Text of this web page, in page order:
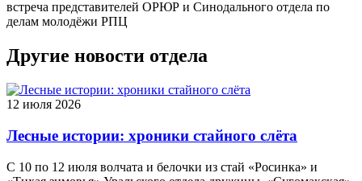
встреча представителей ОРЮР и Синодального отдела по
делам молодёжи РПЦ
Другие новости отдела
12 июля 2026
Лесные истории: хроники стайного слёта
С 10 по 12 июля волчата и белочки из стай «Росинка» и